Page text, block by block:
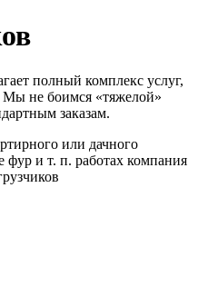
полный комплекс услуг,
Мы не боимся «тяжелой»
заказам.
или дачного
фур и т. п. работах компания